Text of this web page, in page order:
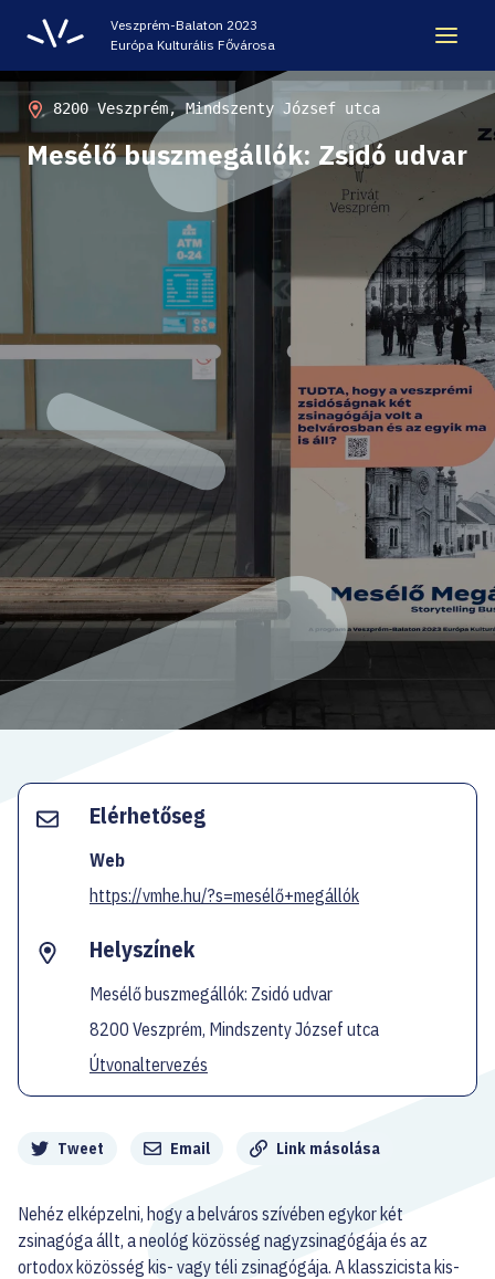
Veszprém-Balaton 2023
Európa Kulturális Fővárosa
ÖRÖKSÉG
VESZPRÉM-BALATON 2023 EKF
CODE - DIGITÁLIS ÉLMÉNYKÖZPONT
VÁRBÖRTÖN LÁTOGATÓKÖZPONT
HELLOVEB PROGRAMAJÁNLÓ
KARRIER
FacebookInstagramYouTubeSpotify
EN
Mesélő buszmegállók: Zsidó udvar
8200 Veszprém, Mindszenty József utca
Tweet Email Link másolása
Nehéz elképzelni, hogy a belváros szívében egykor két
zsinagóga állt, a neológ közösség nagyzsinagógája és az
ortodox közösség kis- vagy téli zsinagógája. A klasszicista kis-
Elérhetőseg
Web
https://vmhe.hu/?s=mesélő+megállók
Helyszínek
Mesélő buszmegállók: Zsidó udvar
8200 Veszprém, Mindszenty József utca
Útvonaltervezés